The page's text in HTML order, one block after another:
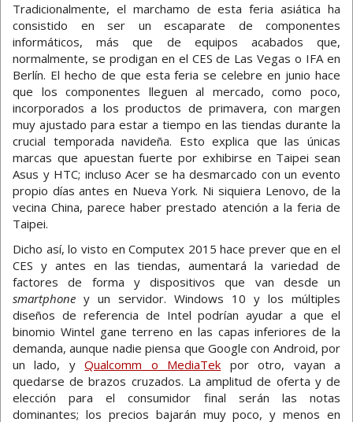
Tradicionalmente, el marchamo de esta feria asiática ha
consistido en ser un escaparate de componentes
informáticos, más que de equipos acabados que,
normalmente, se prodigan en el CES de Las Vegas o IFA en
Berlín. El hecho de que esta feria se celebre en junio hace
que los componentes lleguen al mercado, como poco,
incorporados a los productos de primavera, con margen
muy ajustado para estar a tiempo en las tiendas durante la
crucial temporada navideña. Esto explica que las únicas
marcas que apuestan fuerte por exhibirse en Taipei sean
Asus y HTC; incluso Acer se ha desmarcado con un evento
propio días antes en Nueva York. Ni siquiera Lenovo, de la
vecina China, parece haber prestado atención a la feria de
Taipei.
Dicho así, lo visto en Computex 2015 hace prever que en el
CES y antes en las tiendas, aumentará la variedad de
factores de forma y dispositivos que van desde un
smartphone y un servidor. Windows 10 y los múltiples
diseños de referencia de Intel podrían ayudar a que el
binomio Wintel gane terreno en las capas inferiores de la
demanda, aunque nadie piensa que Google con Android, por
un lado, yQualcomm o MediaTek por otro, vayan a
quedarse de brazos cruzados. La amplitud de oferta y de
elección para el consumidor final serán las notas
dominantes; los precios bajarán muy poco, y menos en